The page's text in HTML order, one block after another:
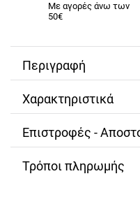
Με αγορές άνω των
50€
Περιγραφή
Χαρακτηριστικά
Επιστροφές -
Τρόποι πληρωμής